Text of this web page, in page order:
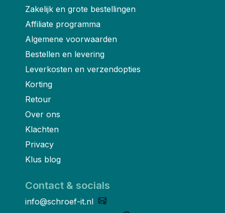
Zakelijk en grote bestellingen
Affiliate programma
Algemene voorwaarden
Bestellen en levering
Leverkosten en verzendopties
Korting
Retour
Over ons
Klachten
Privacy
Klus blog
Contact & socials
info@schroef-it.nl